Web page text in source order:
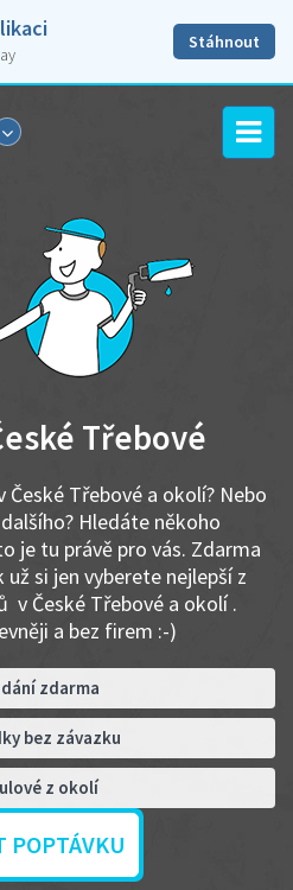
Stáhnout
Třebové
Třebové a okolí? Nebo
Hledáte někoho
je tu právě pro vás. Zdarma
si jen vyberete nejlepší z
v České Třebové a okolí .
a bez firem :-)
zdarma
bez závazku
z okolí
POPTÁVKU